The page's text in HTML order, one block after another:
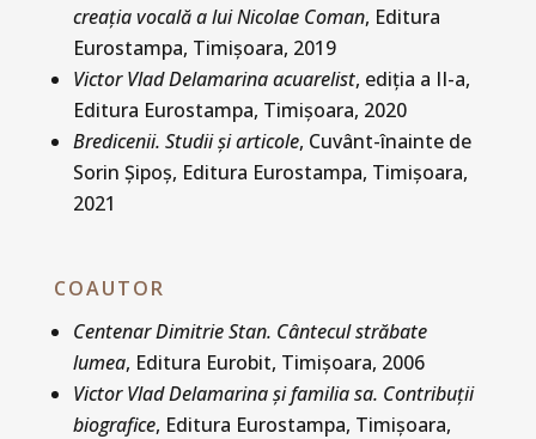
creația vocală a lui Nicolae Coman, Editura
Eurostampa, Timișoara, 2019
Victor Vlad Delamarina acuarelist, ediția a II-a,
Editura Eurostampa, Timișoara, 2020
Bredicenii. Studii și articole, Cuvânt-înainte de
Sorin Șipoș, Editura Eurostampa, Timișoara,
2021
COAUTOR
Centenar Dimitrie Stan. Cântecul străbate
lumea, Editura Eurobit, Timişoara, 2006
Victor Vlad Delamarina şi familia sa. Contribuţii
biografice, Editura Eurostampa, Timişoara,